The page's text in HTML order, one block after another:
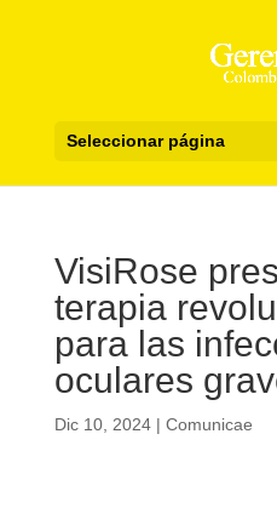
Seleccionar página
VisiRose
terapia
para las
oculares
Dic 10, 2024| Comunicae